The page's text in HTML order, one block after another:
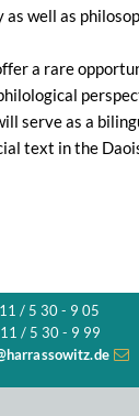
well as
a rare
serve as a
text in the
/ 5 30 - 9 05
/ 5 30 - 9 99